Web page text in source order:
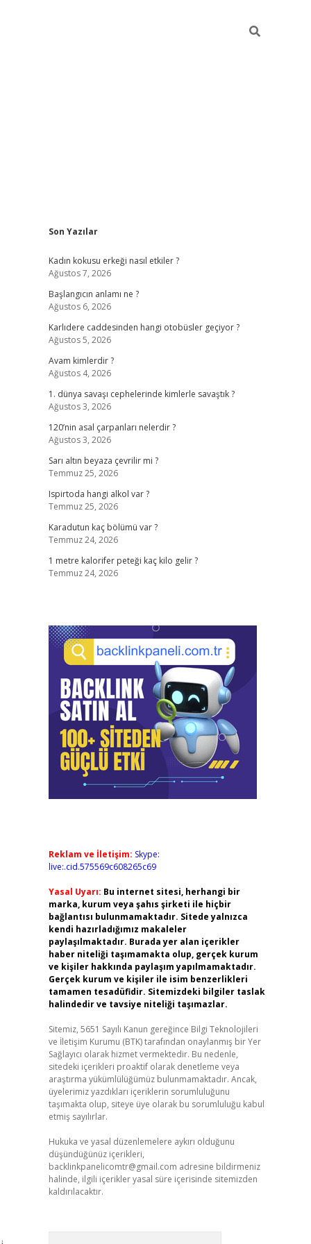
Sidebar
Son Yazılar
Kadın kokusu erkeği nasıl etkiler ?
Ağustos 7, 2026
Başlangıcın anlamı ne ?
Ağustos 6, 2026
Karlıdere caddesinden hangi otobüsler geçiyor ?
Ağustos 5, 2026
Avam kimlerdir ?
Ağustos 4, 2026
1. dünya savaşı cephelerinde kimlerle savaştık ?
Ağustos 3, 2026
120’nin asal çarpanları nelerdir ?
Ağustos 3, 2026
Sarı altın beyaza çevrilir mi ?
Temmuz 25, 2026
Ispirtoda hangi alkol var ?
Temmuz 25, 2026
Karadutun kaç bölümü var ?
Temmuz 24, 2026
1 metre kalorifer peteği kaç kilo gelir ?
Temmuz 24, 2026
Reklam ve İletişim: Skype:
live:.cid.575569c608265c69
Yasal Uyarı: Bu internet sitesi, herhangi bir
marka, kurum veya şahıs şirketi ile hiçbir
bağlantısı bulunmamaktadır. Sitede yalnızca
kendi hazırladığımız makaleler
paylaşılmaktadır. Burada yer alan içerikler
haber niteliği taşımamakta olup, gerçek kurum
ve kişiler hakkında paylaşım yapılmamaktadır.
Gerçek kurum ve kişiler ile isim benzerlikleri
tamamen tesadüfidir. Sitemizdeki bilgiler taslak
halindedir ve tavsiye niteliği taşımazlar.
Sitemiz, 5651 Sayılı Kanun gereğince Bilgi Teknolojileri
ve İletişim Kurumu (BTK) tarafından onaylanmış bir Yer
Sağlayıcı olarak hizmet vermektedir. Bu nedenle,
sitedeki içerikleri proaktif olarak denetleme veya
araştırma yükümlülüğümüz bulunmamaktadır. Ancak,
üyelerimiz yazdıkları içeriklerin sorumluluğunu
taşımakta olup, siteye üye olarak bu sorumluluğu kabul
etmiş sayılırlar.
Hukuka ve yasal düzenlemelere aykırı olduğunu
düşündüğünüz içerikleri,
backlinkpanelicomtr@gmail.com adresine bildirmeniz
halinde, ilgili içerikler yasal süre içerisinde sitemizden
kaldırılacaktır.
betexper giriş